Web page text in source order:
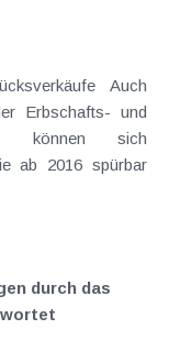
Auch
Erbschafts- und
können sich
ab 2016 spürbar
durch das